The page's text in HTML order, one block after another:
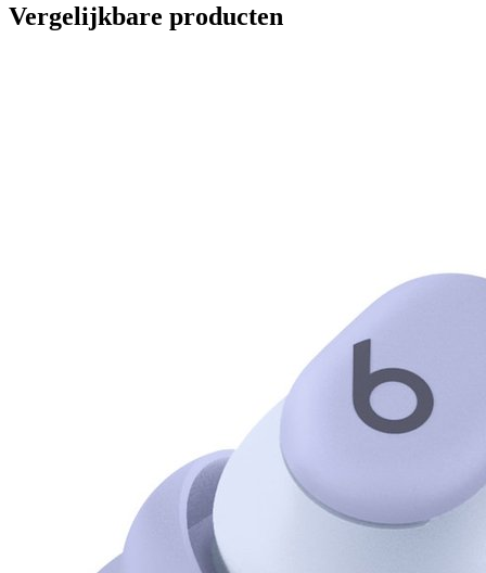
Vergelijkbare producten